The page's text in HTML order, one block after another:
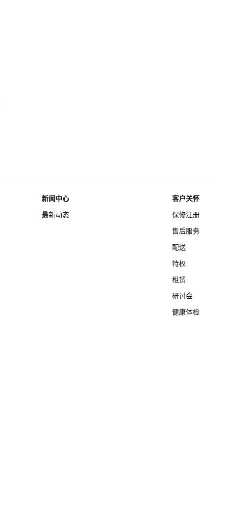
新闻中心
最新动态
客户关怀
保修注册
售后服务
配送
特权
租赁
研讨会
健康体检